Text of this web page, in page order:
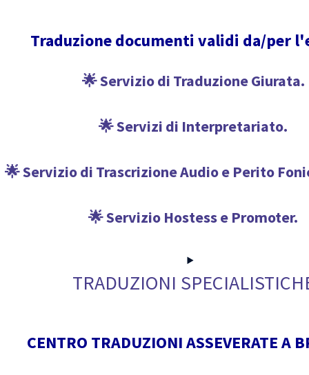
Traduzione documenti validi da/per
🌟 Servizio di Traduzione Giurata.
🌟 Servizi di Interpretariato.
🌟 Servizio di Trascrizione Audio e Perito
🌟 Servizio Hostess e Promoter.
TRADUZIONI
CENTRO TRADUZIONI ASSEVERATE A